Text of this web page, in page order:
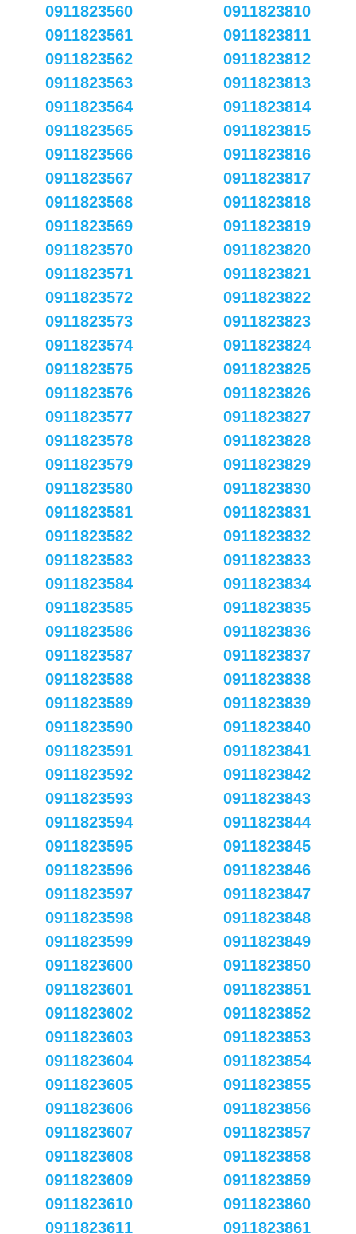
0911823560
0911823561
0911823562
0911823563
0911823564
0911823565
0911823566
0911823567
0911823568
0911823569
0911823570
0911823571
0911823572
0911823573
0911823574
0911823575
0911823576
0911823577
0911823578
0911823579
0911823580
0911823581
0911823582
0911823583
0911823584
0911823585
0911823586
0911823587
0911823588
0911823589
0911823590
0911823591
0911823592
0911823593
0911823594
0911823595
0911823596
0911823597
0911823598
0911823599
0911823600
0911823601
0911823602
0911823603
0911823604
0911823605
0911823606
0911823607
0911823608
0911823609
0911823610
0911823611
0911823810
0911823811
0911823812
0911823813
0911823814
0911823815
0911823816
0911823817
0911823818
0911823819
0911823820
0911823821
0911823822
0911823823
0911823824
0911823825
0911823826
0911823827
0911823828
0911823829
0911823830
0911823831
0911823832
0911823833
0911823834
0911823835
0911823836
0911823837
0911823838
0911823839
0911823840
0911823841
0911823842
0911823843
0911823844
0911823845
0911823846
0911823847
0911823848
0911823849
0911823850
0911823851
0911823852
0911823853
0911823854
0911823855
0911823856
0911823857
0911823858
0911823859
0911823860
0911823861